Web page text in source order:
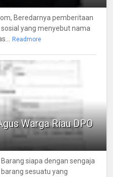
Beredarnya pemberitaan
yang menyebut nama
Readmore
Warga Riau DPO
siapa dengan sengaja
sesuatu yang